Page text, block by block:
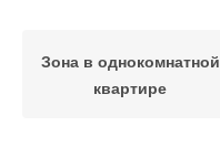
Зона в однокомнатной
квартире